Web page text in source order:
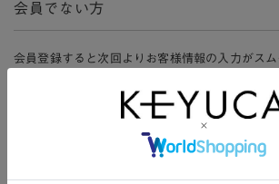
会員でない方
会員登録すると次回よりお客様情報の入力がスム
ージ、購入履歴をご利用いただけます。